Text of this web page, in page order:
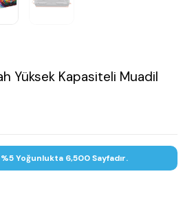
Yüksek Kapasiteli Muadil
Yoğunlukta 6,500 Sayfadır.